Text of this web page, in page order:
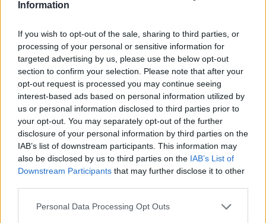
Information
If you wish to opt-out of the sale, sharing to third parties, or
processing of your personal or sensitive information for
targeted advertising by us, please use the below opt-out
section to confirm your selection. Please note that after your
opt-out request is processed you may continue seeing
interest-based ads based on personal information utilized by
us or personal information disclosed to third parties prior to
your opt-out. You may separately opt-out of the further
disclosure of your personal information by third parties on the
IAB’s list of downstream participants. This information may
also be disclosed by us to third parties on the IAB’s List of
Downstream Participants that may further disclose it to other
Personal Data Processing Opt Outs
T
R
E
Prende, segura:
R
E T É M
É
Nobre de origem árabe, cuja terra é um emirado:
E
M I
R
Solvente usado na redução da viscosidade de tintas: